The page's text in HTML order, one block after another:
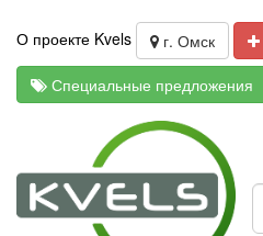
О проекте Kvels г. Омск
Специальные предложения